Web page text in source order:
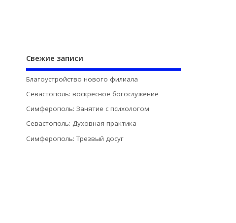
Свежие записи
Благоустройство нового филиала
Севастополь: воскресное богослужение
Симферополь: Занятие с психологом
Севастополь: Духовная практика
Симферополь: Трезвый досуг